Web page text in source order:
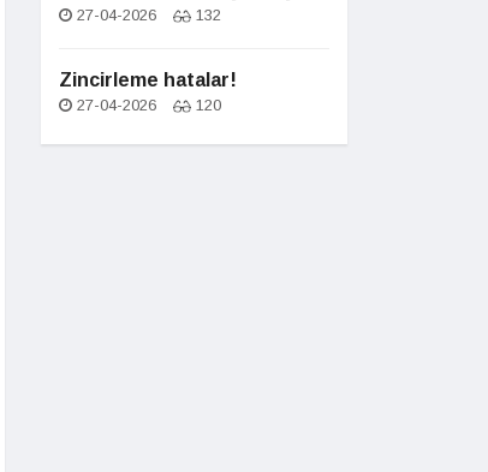
27-04-2026 132
Zincirleme hatalar!
27-04-2026 120